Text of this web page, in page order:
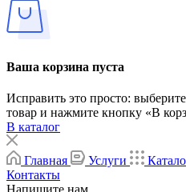
Ваша корзина пуста
Исправить это просто:
товар и нажмите кнопку «В
В каталог
Главная Услуги
Контакты
Напишите нам